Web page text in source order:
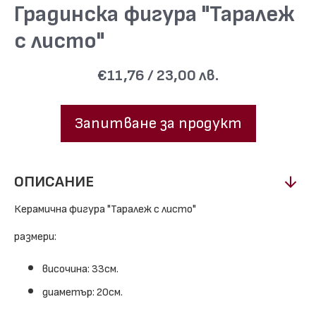
Градинска фигура "Таралеж
с листо"
€11,76 / 23,00 лв.
Запитване за продукт
ОПИСАНИЕ
Керамична фигура "Таралеж с листо"
размери:
височина: 33см.
диаметър: 20см.